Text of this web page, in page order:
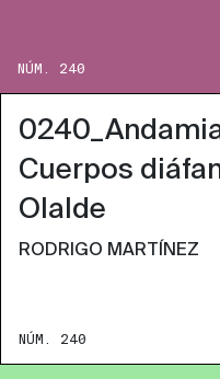
NÚM. 240
Cuerpos
Olalde
RODRIGO MARTÍNEZ
NÚM. 240